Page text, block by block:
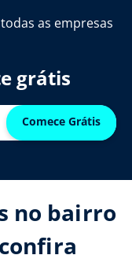
as empresas
grátis
Comece Grátis
no bairro